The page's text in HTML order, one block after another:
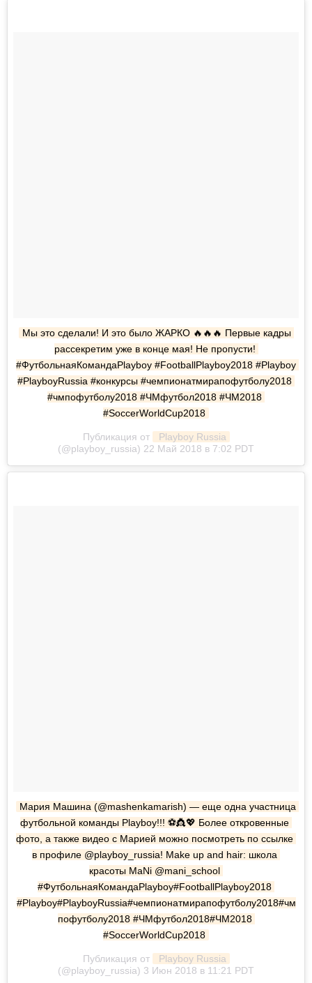
Мы это сделали! И это было ЖАРКО 🔥🔥🔥 Первые кадры
рассекретим уже в конце мая! Не пропусти!
#ФутбольнаяКомандаPlayboy #FootballPlayboy2018 #Playboy
#PlayboyRussia #конкурсы #чемпионатмирапофутболу2018
#чмпофутболу2018 #ЧМфутбол2018 #ЧМ2018
#SoccerWorldCup2018
Публикация от
Playboy Russia
(@playboy_russia) 22 Май 2018 в 7:02 PDT
Мария Машина (@mashenkamarish) — еще одна участница
футбольной команды Playboy!!! ⚽👸💖 Более откровенные
фото, а также видео с Марией можно посмотреть по ссылке
в профиле @playboy_russia! Make up and hair: школа
красоты MaNi @mani_school
#ФутбольнаяКомандаPlayboy#FootballPlayboy2018
#Playboy#PlayboyRussia#чемпионатмирапофутболу2018#чм
пофутболу2018 #ЧМфутбол2018#ЧМ2018
#SoccerWorldCup2018
Публикация от
Playboy Russia
(@playboy_russia) 3 Июн 2018 в 11:21 PDT